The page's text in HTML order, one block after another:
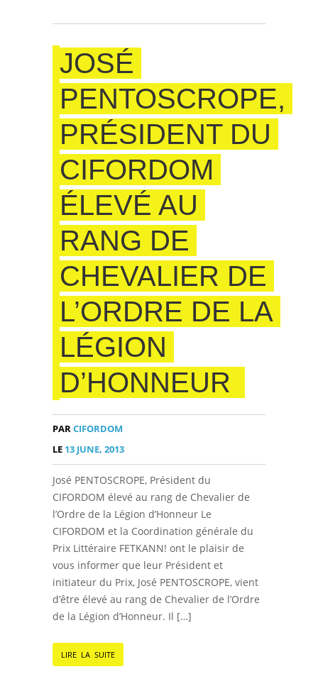
JOSÉ
PENTOSCROPE,
PRÉSIDENT DU
CIFORDOM
ÉLEVÉ AU
RANG DE
CHEVALIER DE
L’ORDRE DE LA
LÉGION
D’HONNEUR
PARCIFORDOM
LE 13 JUNE, 2013
José PENTOSCROPE, Président du
CIFORDOM élevé au rang de Chevalier de
l’Ordre de la Légion d’Honneur Le
CIFORDOM et la Coordination générale du
Prix Littéraire FETKANN! ont le plaisir de
vous informer que leur Président et
initiateur du Prix, José PENTOSCROPE, vient
d’être élevé au rang de Chevalier de l’Ordre
de la Légion d’Honneur. Il […]
LIRE LA SUITE